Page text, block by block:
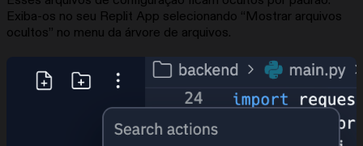
Exiba-os no seu Replit App selecionando “Mostrar arquivos
ocultos” no menu da árvore de arquivos.